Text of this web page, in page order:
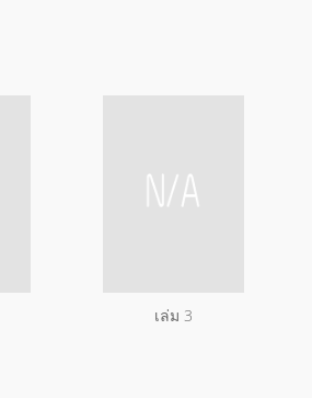
เล่ม 3